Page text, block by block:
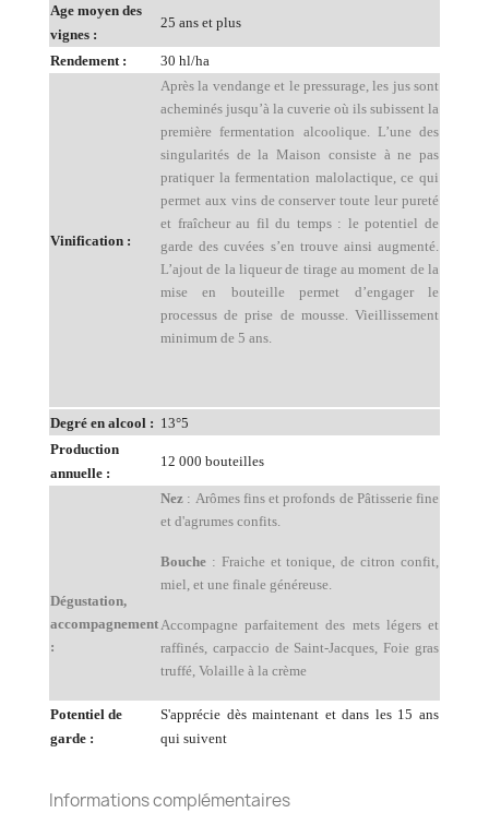
Age moyen des
vignes :
25 ans et plus
Rendement : 30 hl/ha
Vinification :
Après la vendange et le pressurage, les jus sont
acheminés jusqu’à la cuverie où ils subissent la
première fermentation alcoolique. L’une des
singularités de la Maison consiste à ne pas
pratiquer la fermentation malolactique, ce qui
permet aux vins de conserver toute leur pureté
et fraîcheur au fil du temps : le potentiel de
garde des cuvées s’en trouve ainsi augmenté.
L’ajout de la liqueur de tirage au moment de la
mise en bouteille permet d’engager le
processus de prise de mousse. Vieillissement
minimum de 5 ans.
Degré en alcool : 13°5
Production
annuelle :
12 000 bouteilles
Dégustation,
accompagnement
:
Nez : Arômes fins et profonds de Pâtisserie fine
et d'agrumes confits.
Bouche : Fraiche et tonique, de citron confit,
miel, et une finale généreuse.
Accompagne parfaitement des mets légers et
raffinés, carpaccio de Saint-Jacques, Foie gras
truffé, Volaille à la crème
Potentiel de
garde :
S'apprécie dès maintenant et dans les 15 ans
qui suivent
Informations complémentaires